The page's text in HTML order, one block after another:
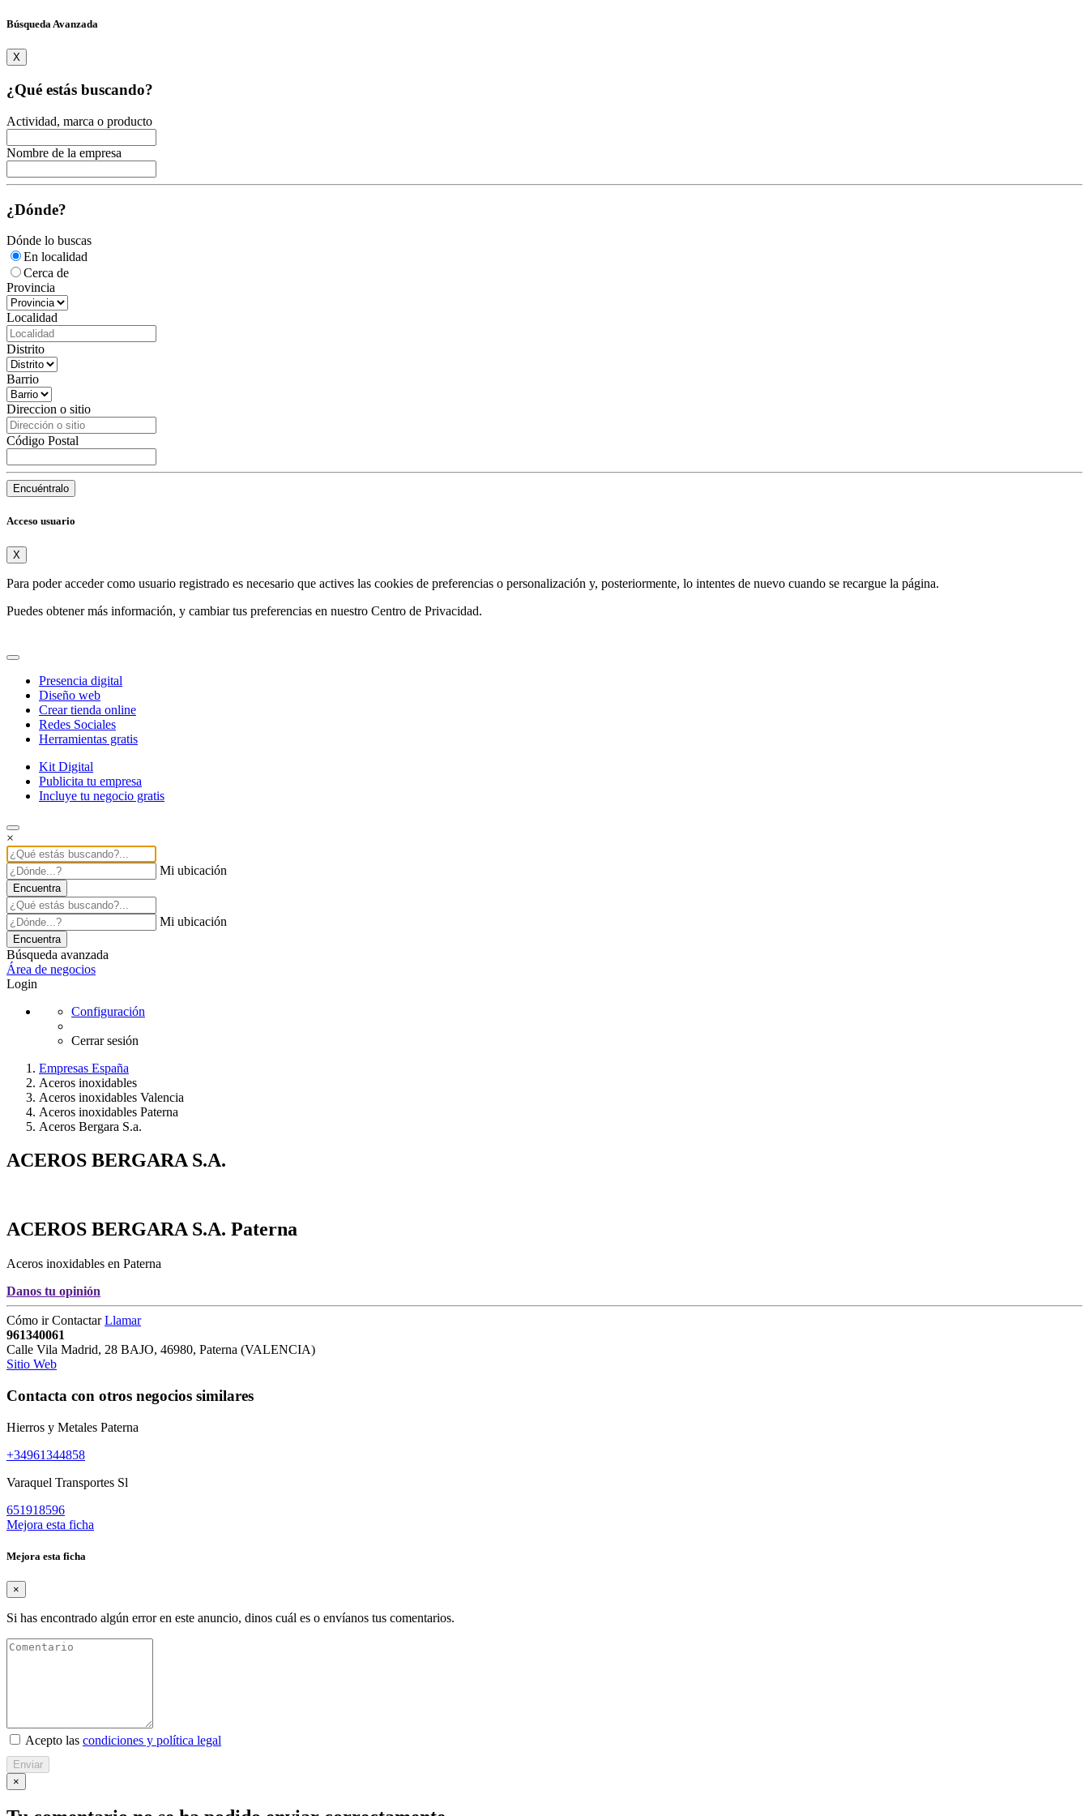
Búsqueda Avanzada
X
¿Qué estás buscando?
Actividad, marca o producto
Nombre de la empresa
¿Dónde?
Dónde lo buscas
En localidad
Cerca de
Provincia
Localidad
Distrito
Barrio
Direccion o sitio
Código Postal
Encuéntralo
Acceso usuario
X
Para poder acceder como usuario registrado es necesario que actives las cookies de preferencias o personalización y, posteriormente, lo intentes de nuevo cuando se recargue la página.
Puedes obtener más información, y cambiar tus preferencias en nuestro Centro de Privacidad.
Presencia digital
Diseño web
Crear tienda online
Redes Sociales
Herramientas gratis
Kit Digital
Publicita tu empresa
Incluye tu negocio gratis
×
Mi ubicación
Encuentra
Mi ubicación
Encuentra
Búsqueda avanzada
Área de negocios
Login
Configuración
Cerrar sesión
Empresas España
Aceros inoxidables
Aceros inoxidables Valencia
Aceros inoxidables Paterna
Aceros Bergara S.a.
ACEROS BERGARA S.A.
ACEROS BERGARA S.A. Paterna
Aceros inoxidables en Paterna
Danos tu opinión
Cómo irContactarLlamar
961340061
Calle Vila Madrid, 28 BAJO, 46980, Paterna (VALENCIA)
Sitio Web
Contacta con otros negocios similares
Hierros y Metales Paterna
+34961344858
Varaquel Transportes Sl
651918596
Mejora esta ficha
Mejora esta ficha
×
Si has encontrado algún error en este anuncio, dinos cuál es o envíanos tus comentarios.
Acepto las condiciones y política legal
Enviar
×